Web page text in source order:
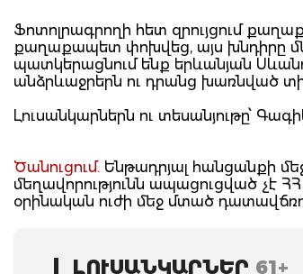
Ֆոտոլրագրողի հետ զրույցում
քաղաքապետ փոխվեց, այս խնդիրը
պատկերացնում ենք երևանյան
անձրևաջրերն ու դրանց խառնված
Լուսանկարներն ու տեսանյութը՝
Ծանուցում. Ենթադրյալ հանցանքի
մեղավորությունն ապացուցված չէ
օրինական ուժի մեջ մտած
ԼՈՒՍԱՆԿԱՐՆԵՐ 61+